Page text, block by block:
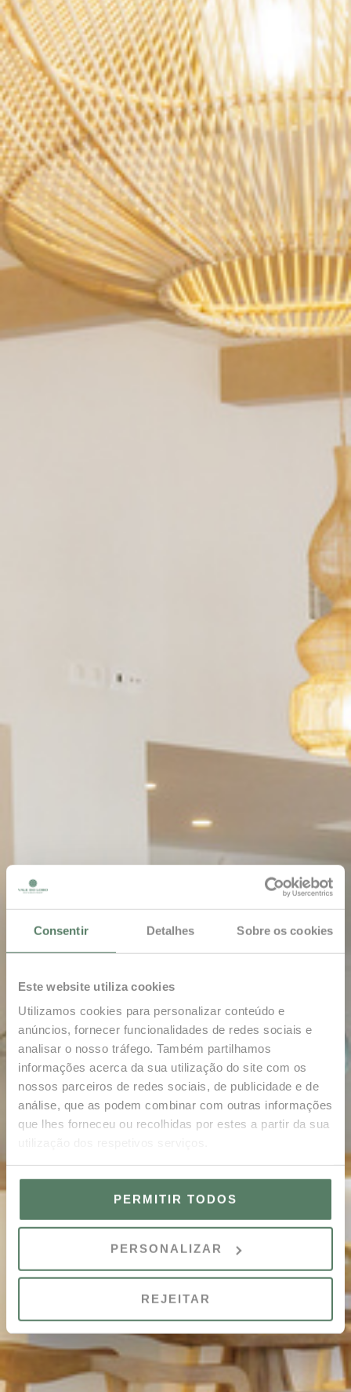
Consentir Detalhes Sobre os cookies
Este website utiliza cookies
Utilizamos cookies para personalizar conteúdo e
anúncios, fornecer funcionalidades de redes sociais e
analisar o nosso tráfego. Também partilhamos
informações acerca da sua utilização do site com os
nossos parceiros de redes sociais, de publicidade e de
análise, que as podem combinar com outras informações
que lhes forneceu ou recolhidas por estes a partir da sua
PERMITIR TODOS
PERSONALIZAR
REJEITAR